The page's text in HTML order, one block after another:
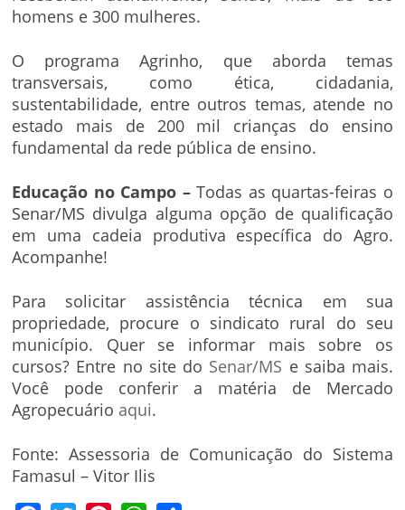
homens e 300 mulheres.
O programa Agrinho, que aborda temas
transversais, como ética, cidadania,
sustentabilidade, entre outros temas, atende no
estado mais de 200 mil crianças do ensino
fundamental da rede pública de ensino.
Educação no Campo –Todas as quartas-feiras o
Senar/MS divulga alguma opção de qualificação
em uma cadeia produtiva específica do Agro.
Acompanhe!
Para solicitar assistência técnica em sua
propriedade, procure o sindicato rural do seu
município. Quer se informar mais sobre os
cursos? Entre no site do Senar/MS e saiba mais.
Você pode conferir a matéria de Mercado
Agropecuário aqui.
Fonte: Assessoria de Comunicação do Sistema
Famasul – Vitor Ilis